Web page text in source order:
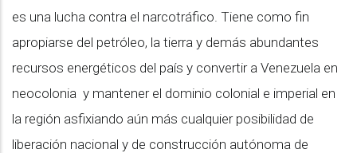
es una lucha contra el narcotráfico. Tiene como fin
apropiarse del petróleo, la tierra y demás abundantes
recursos energéticos del país y convertir a Venezuela en
neocolonia y mantener el dominio colonial e imperial en
la región asfixiando aún más cualquier posibilidad de
liberación nacional y de construcción autónoma de